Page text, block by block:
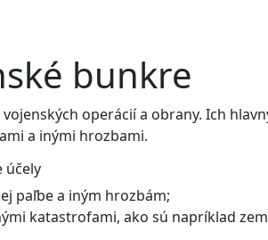
bunkre
operácií a obrany. Ich
a inými hrozbami.
účely
paľbe a iným hrozbám;
katastrofami, ako sú napríklad